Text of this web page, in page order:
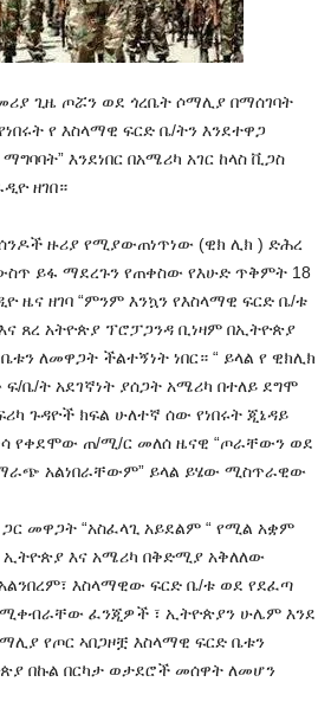
ጊዜ ጦሯን ወደ ጎረቤት ሶማሊያ በማሰገባት
የ እስላማዊ ፍርድ ቤ/ትን እንደተዋጋ
እንደነበር በአሜሪካ አገር ከላስ ቪጋስ
ዘገበ።
ዙሪያ የሚያውጠነጥነው (ዊክ ሊክ ) ድሕረ
ይፋ ማደረጉን የጠቀስው የእሁድ ጥቅምት 18
ዜና ዘገባ “ምንም እንኳን የእስላማዊ ፍርድ ቤ/ቱ
ጸረ አትዮጵያ ፕሮፓጋንዳ ቢነዛም በኢትዮጵያ
ለመዋጋት ችልተኝነት ነበር። “ ይላል የ ዊክሊክ
ቤ/ት አደገኛነት ያሰጋት አሜሪካ በተለይ ደግሞ
ጉዳዮች ክፍል ሁለተኛ ሰው የነበሩት ጂኔዳይ
የቀደሞው ጠ/ሚ/ር መለሰ ዜናዊ “ጦራቸውን ወደ
አልነበራቸውም” ይላል ይሄው ሚስጥራዊው
መዋጋት “አስፈላጊ አይደልም “ የሚል አቋም
እና አሜሪካ በቅድሚያ አቅለለው
እስላማዊው ፍርድ ቤ/ቱ ወደ የደፈጣ
ፈንጂዎች ፣ ኢትዮጵያን ሁሌም እንደ
የጦር ኣበጋዞቿ እስላማዊ ፍርድ ቤቱን
በኩል በርካታ ወታደሮች መሰዋት ለመሆን